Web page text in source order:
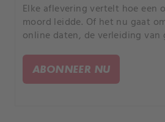
Elke aflevering vertelt hoe een
moord leidde. Of het nu gaat
online daten, de verleiding van
anders, maar iedereen heeft een
ABONNEER NU